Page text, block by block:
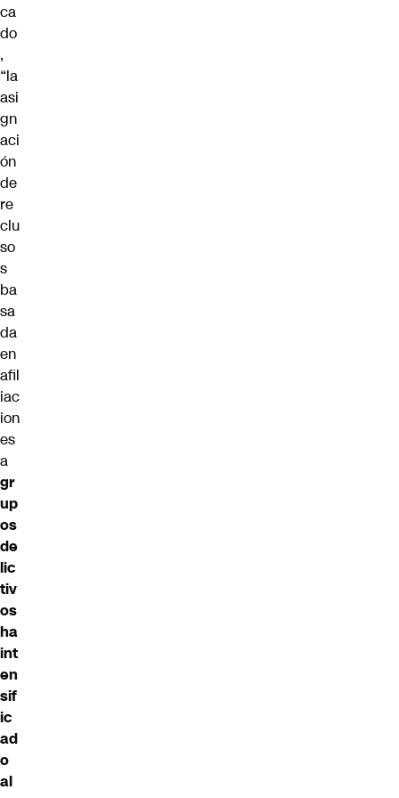
ca
do
,
“la
asi
gn
aci
ón
de
re
clu
so
s
ba
sa
da
en
afil
iac
ion
es
a
gr
up
os
de
lic
tiv
os
ha
int
en
sif
ic
ad
o
al